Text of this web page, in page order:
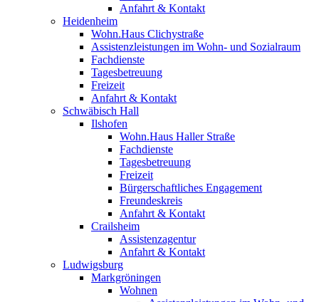
Anfahrt & Kontakt
Heidenheim
Wohn.Haus Clichystraße
Assistenzleistungen im Wohn- und Sozialraum
Fachdienste
Tagesbetreuung
Freizeit
Anfahrt & Kontakt
Schwäbisch Hall
Ilshofen
Wohn.Haus Haller Straße
Fachdienste
Tagesbetreuung
Freizeit
Bürgerschaftliches Engagement
Freundeskreis
Anfahrt & Kontakt
Crailsheim
Assistenzagentur
Anfahrt & Kontakt
Ludwigsburg
Markgröningen
Wohnen